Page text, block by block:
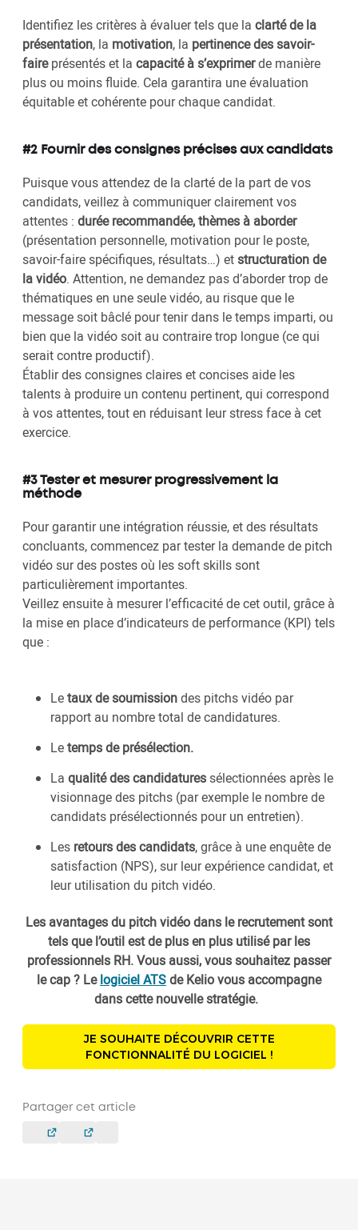
Identifiez les critères à évaluer tels que la clarté de la
présentation, la motivation, la pertinence des savoir-
faireprésentés et la capacité à s’exprimerde manière
plus ou moins fluide. Cela garantira une évaluation
équitable et cohérente pour chaque candidat.
#2 Fournir des consignes précises aux candidats
Puisque vous attendez de la clarté de la part de vos
candidats, veillez à communiquer clairement vos
attentes : durée recommandée, thèmes à aborder
(présentation personnelle, motivation pour le poste,
savoir-faire spécifiques, résultats…) et structuration de
la vidéo. Attention, ne demandez pas d’aborder trop de
thématiques en une seule vidéo, au risque que le
message soit bâclé pour tenir dans le temps imparti, ou
bien que la vidéo soit au contraire trop longue (ce qui
serait contre productif).
Établir des consignes claires et concises aide les
talents à produire un contenu pertinent, qui correspond
à vos attentes, tout en réduisant leur stress face à cet
exercice.
#3 Tester et mesurer progressivement la
méthode
Pour garantir une intégration réussie, et des résultats
concluants, commencez par tester la demande de pitch
vidéo sur des postes où les soft skills sont
particulièrement importantes.
Veillez ensuite à mesurer l’efficacité de cet outil, grâce à
la mise en place d’indicateurs de performance (KPI) tels
que :
Letaux de soumissiondes pitchs vidéo par
rapport au nombre total de candidatures.
Letemps de présélection.
La qualité des candidaturessélectionnées après le
visionnage des pitchs (par exemple le nombre de
candidats présélectionnés pour un entretien).
Les retours des candidats, grâce à une enquête de
satisfaction (NPS), sur leur expérience candidat, et
leur utilisation du pitch vidéo.
Les avantages du pitch vidéo dans le recrutement sont
tels que l’outil est de plus en plus utilisé par les
professionnels RH. Vous aussi, vous souhaitez passer
le cap ? Lelogiciel ATSde Kelio vous accompagne
dans cette nouvelle stratégie.
JE SOUHAITE DÉCOUVRIR CETTE
FONCTIONNALITÉ DU LOGICIEL !
Partager cet article